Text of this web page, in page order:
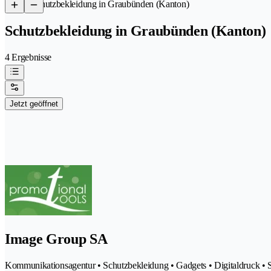
/Schutzbekleidung in Graubünden (Kanton)
Schutzbekleidung in Graubünden (Kanton)
4 Ergebnisse
Jetzt geöffnet
Image Group SA
Kommunikationsagentur • Schutzbekleidung • Gadgets • Digitaldruck •